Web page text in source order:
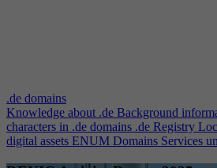
.de domains
Knowledge about .de Background
characters in .de domains .de Registry
digital assets ENUM Domains Services